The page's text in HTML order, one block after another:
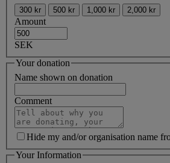
300 kr 500 kr 1,000 kr 2,000 kr
Amount
SEK
Your donation
Name shown on donation
Comment
Hide my and/or organisation name
Your Information